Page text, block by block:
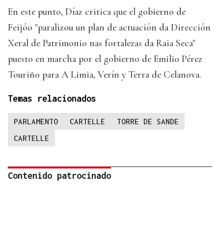
En este punto, Díaz critica que el gobierno de
Feijóo "paralizou un plan de actuación da Dirección
Xeral de Patrimonio nas fortalezas da Raia Seca"
puesto en marcha por el gobierno de Emilio Pérez
Touriño para A Limia, Verín y Terra de Celanova.
Temas relacionados
PARLAMENTO CARTELLE
TORRE DE SANDE
CARTELLE
Contenido patrocinado